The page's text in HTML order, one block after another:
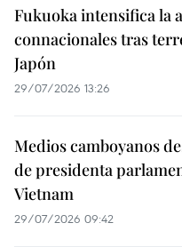
Fukuoka intensifica la
connacionales tras
Japón
29/07/2026 13:26
Medios camboyanos
de presidenta
Vietnam
29/07/2026 09:42